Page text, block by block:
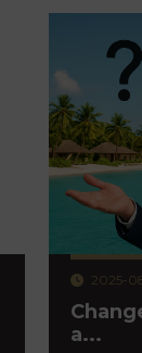
2025-
a...